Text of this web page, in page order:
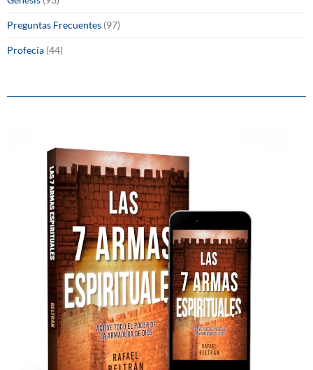
Preguntas Frecuentes (97)
Profecía (44)